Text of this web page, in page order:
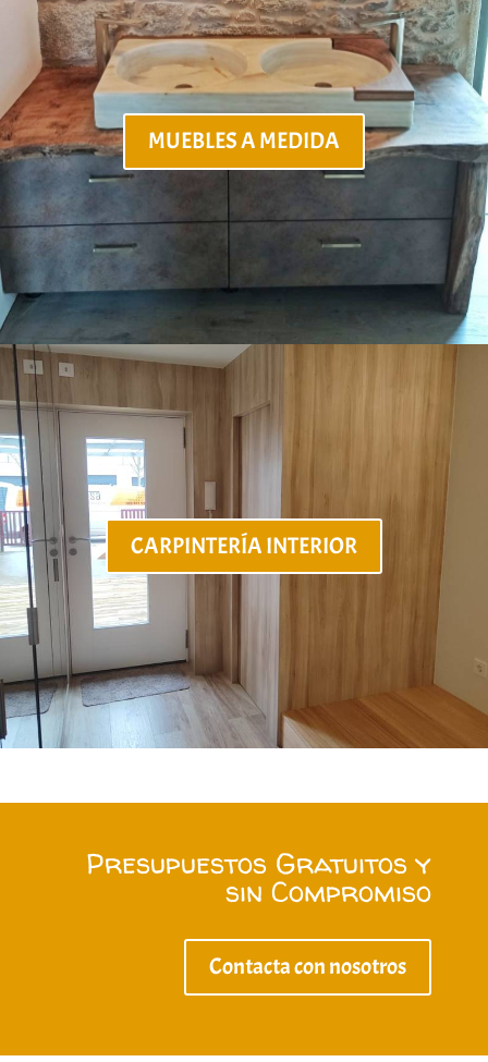
MUEBLES A MEDIDA
CARPINTERÍA INTERIOR
Presupuestos Gratuitos y
sin Compromiso
Contacta con nosotros